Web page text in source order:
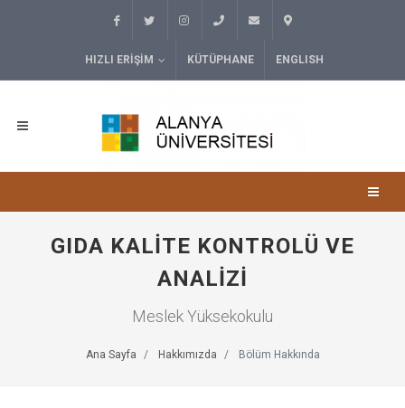
HIZLI ERIŞIM KÜTÜPHANE ENGLISH
GIDA KALITE KONTROLÜ VE
ANALIZI
Meslek Yüksekokulu
Ana Sayfa Hakkımızda Bölüm Hakkında